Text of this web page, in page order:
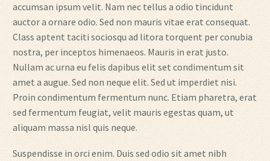
accumsan ipsum velit. Nam nec tellus a odio tincidunt
auctor a ornare odio. Sed non mauris vitae erat consequat.
Class aptent taciti sociosqu ad litora torquent per conubia
nostra, per inceptos himenaeos. Mauris in erat justo.
Nullam ac urna eu felis dapibus elit set condimentum sit
amet a augue. Sed non neque elit. Sed ut imperdiet nisi.
Proin condimentum fermentum nunc. Etiam pharetra, erat
sed fermentum feugiat, velit mauris egestas quam, ut
aliquam massa nisl quis neque.
Suspendisse in orci enim. Duis sed odio sit amet nibh